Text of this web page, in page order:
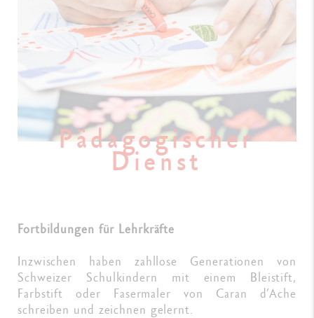
Pädagogischer
Dienst
Fortbildungen für Lehrkräfte
Inzwischen haben zahllose Generationen von
Schweizer Schulkindern mit einem Bleistift,
Farbstift oder Fasermaler von Caran d’Ache
schreiben und zeichnen gelernt.